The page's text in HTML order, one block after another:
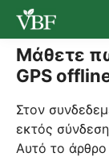
Skip
content
Μάθετε
GPS
Στον
εκτός
Αυτό το